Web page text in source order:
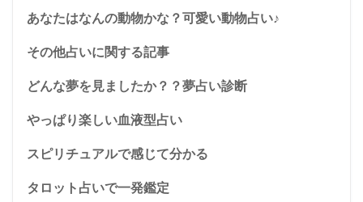
あなたはなんの動物かな？可愛い動物占い♪
その他占いに関する記事
どんな夢を見ましたか？？夢占い診断
やっぱり楽しい血液型占い
スピリチュアルで感じて分かる
タロット占いで一発鑑定